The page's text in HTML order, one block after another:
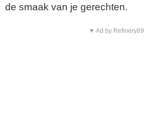
de smaak van je gerechten.
▼ Ad by Refinery89